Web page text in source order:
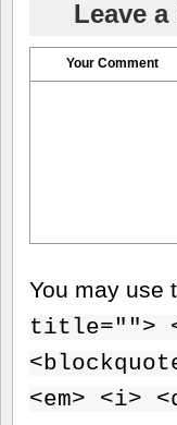
Leave
Your Comment
You may use
title="">
<em> <i>